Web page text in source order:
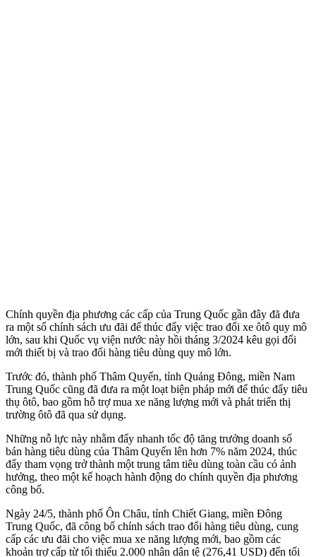
Chính quyền địa phương các cấp của Trung Quốc gần đây đã đưa
ra một số chính sách ưu đãi để thúc đẩy việc trao đổi xe ôtô quy mô
lớn, sau khi Quốc vụ viện nước này hồi tháng 3/2024 kêu gọi đổi
mới thiết bị và trao đổi hàng tiêu dùng quy mô lớn.
Trước đó, thành phố Thâm Quyến, tỉnh Quảng Đông, miền Nam
Trung Quốc cũng đã đưa ra một loạt biện pháp mới để thúc đẩy tiêu
thụ ôtô, bao gồm hỗ trợ mua xe năng lượng mới và phát triển thị
trường ôtô đã qua sử dụng.
Những nỗ lực này nhằm đẩy nhanh tốc độ tăng trưởng doanh số
bán hàng tiêu dùng của Thâm Quyến lên hơn 7% năm 2024, thúc
đẩy tham vọng trở thành một trung tâm tiêu dùng toàn cầu có ảnh
hưởng, theo một kế hoạch hành động do chính quyền địa phương
công bố.
Ngày 24/5, thành phố Ôn Châu, tỉnh Chiết Giang, miền Đông
Trung Quốc, đã công bố chính sách trao đổi hàng tiêu dùng, cung
cấp các ưu đãi cho việc mua xe năng lượng mới, bao gồm các
khoản trợ cấp từ tối thiểu 2.000 nhân dân tệ (276,41 USD) đến tối